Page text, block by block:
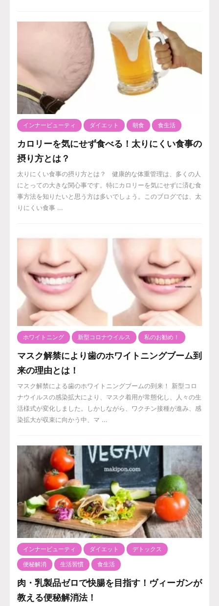
インナービューティ ダイエット 朝食 食生活
カロリーを気にせず食べる！太りにくい食事の
摂り方とは？
太りにくい食事の摂り方とは？ 健康的な体重管理は、多くの人
にとっての大きな関心事です。特にカロリーを気にせずに済む食
事方法を知りたいと思う方は多いでしょう。このブログでは、太
りにくい食事 ...
ホワイトニング 新型コロナウイルス 私のお勧め！
マスク解禁により歯のホワイトニングブーム到
来の理由とは！
マスク解禁による歯のホワイトニングブームの到来！ 新型コロ
ナウイルスの感染拡大により、マスク着用が常態化し、人々の生
活様式が変化しました。しかしながら、ワクチン接種が進み、感
染拡大が収束に向かう中、マ ...
インナービューティ ダイエット デトックス
便秘解消 生活習慣 食生活
肉・乳製品ゼロで快腸を目指す！ヴィーガンが
教える便秘解消法！